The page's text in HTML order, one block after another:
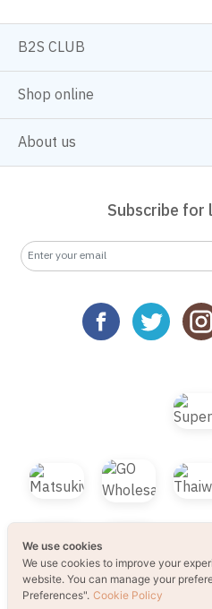
B2S CLUB
Shop online
About us
Subscribe
website. You can manage your
Preferences". Cookie Policy